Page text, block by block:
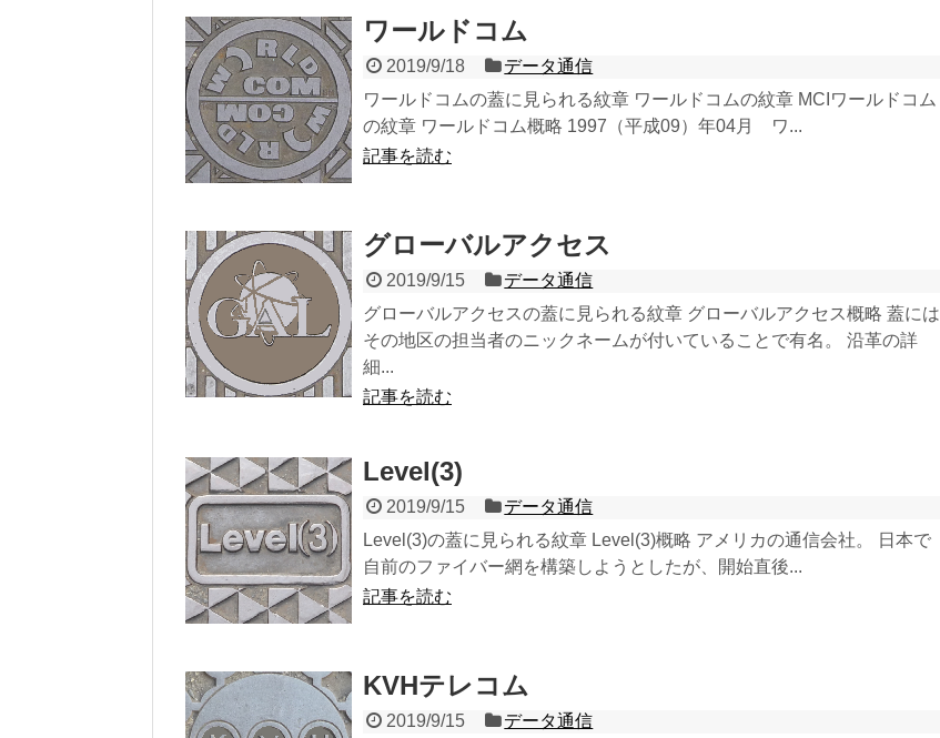
ワールドコム
2019/9/18
データ通信
ワールドコムの蓋に見られる紋章 ワールドコムの紋章 MCIワールドコム
の紋章 ワールドコム概略 1997（平成09）年04月 ワ...
記事を読む
グローバルアクセス
2019/9/15
データ通信
グローバルアクセスの蓋に見られる紋章 グローバルアクセス概略 蓋には
その地区の担当者のニックネームが付いていることで有名。 沿革の詳
細...
記事を読む
Level(3)
2019/9/15
データ通信
Level(3)の蓋に見られる紋章 Level(3)概略 アメリカの通信会社。 日本で
自前のファイバー網を構築しようとしたが、開始直後...
記事を読む
KVHテレコム
2019/9/15
データ通信